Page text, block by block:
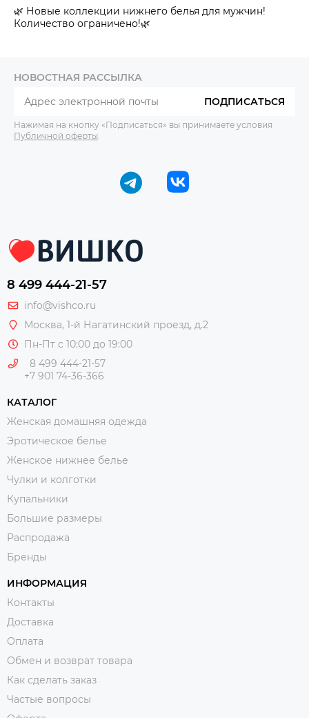
🌿 Новые коллекции нижнего белья для мужчин!
Количество ограничено!🌿
НОВОСТНАЯ РАССЫЛКА
ПОДПИСАТЬСЯ
Нажимая на кнопку «Подписаться» вы принимаете условия
Публичной оферты
8 499 444-21-57
info@vishco.ru
Москва, 1-й Нагатинский проезд, д.2
Пн-Пт с 10:00 до 19:00
8 499 444-21-57
+7 901 74-36-366
КАТАЛОГ
Женская домашняя одежда
Эротическое белье
Женское нижнее белье
Чулки и колготки
Купальники
Большие размеры
Распродажа
Бренды
ИНФОРМАЦИЯ
Контакты
Доставка
Оплата
Обмен и возврат товара
Как сделать заказ
Частые вопросы